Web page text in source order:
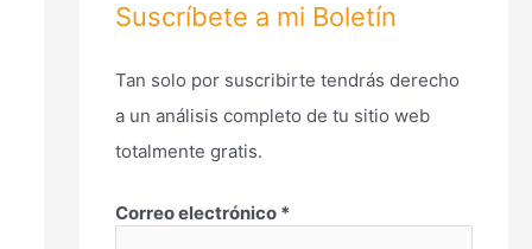
Suscríbete a mi Boletín
Tan solo por suscribirte tendrás derecho
a un análisis completo de tu sitio web
totalmente gratis.
Correo electrónico *